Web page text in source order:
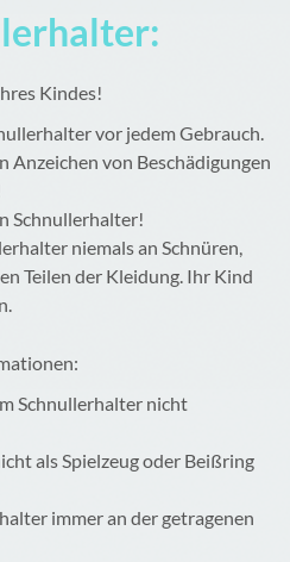
Kindes!
vor jedem Gebrauch.
Anzeichen von Beschädigungen
Schnullerhalter!
niemals an Schnüren,
Teilen der Kleidung. Ihr Kind
Schnullerhalter nicht
als Spielzeug oder Beißring
immer an der getragenen